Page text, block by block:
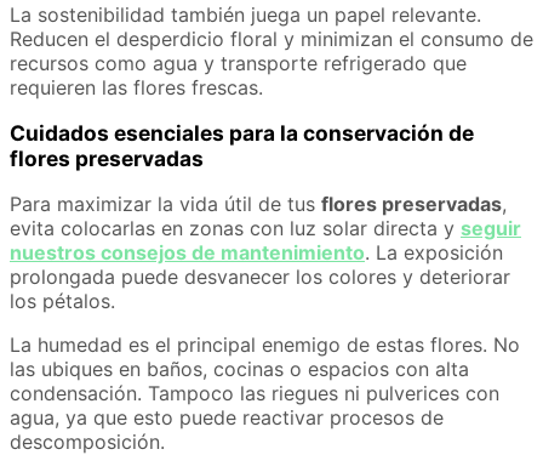
La sostenibilidad también juega un papel relevante.
Reducen el desperdicio floral y minimizan el consumo de
recursos como agua y transporte refrigerado que
requieren las flores frescas.
Cuidados esenciales para la conservación de
flores preservadas
Para maximizar la vida útil de tus flores preservadas,
evita colocarlas en zonas con luz solar directa y seguir
nuestros consejos de mantenimiento. La exposición
prolongada puede desvanecer los colores y deteriorar
los pétalos.
La humedad es el principal enemigo de estas flores. No
las ubiques en baños, cocinas o espacios con alta
condensación. Tampoco las riegues ni pulverices con
agua, ya que esto puede reactivar procesos de
descomposición.